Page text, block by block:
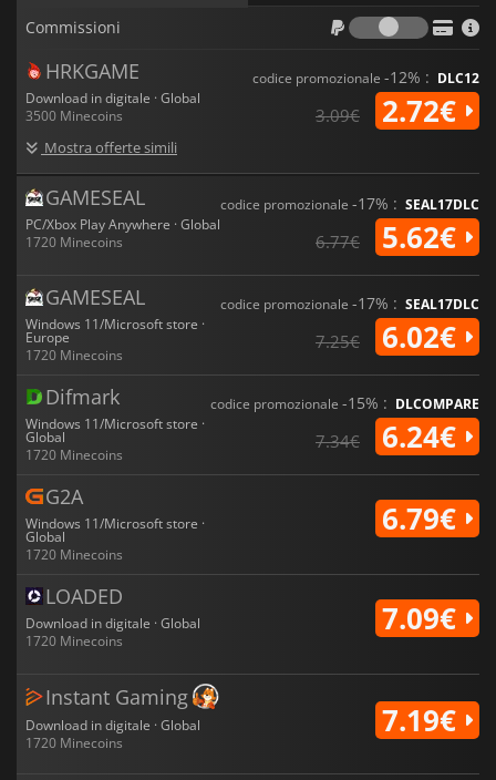
Commissioni
HRKGAME
Download in digitale · Global
3500 Minecoins
Mostra offerte simili
codice promozionale -12% : DLC12
3.09€ 2.72€
GAMESEAL
PC/Xbox Play Anywhere · Global
1720 Minecoins
codice promozionale -17% : SEAL17DLC
6.77€ 5.62€
GAMESEAL
Windows 11/Microsoft store ·
Europe
1720 Minecoins
codice promozionale -17% : SEAL17DLC
7.25€ 6.02€
Difmark
Windows 11/Microsoft store ·
Global
1720 Minecoins
codice promozionale -15% : DLCOMPARE
7.34€ 6.24€
G2A
Windows 11/Microsoft store ·
Global
1720 Minecoins
6.79€
LOADED
Download in digitale · Global
1720 Minecoins
7.09€
Instant Gaming
Download in digitale · Global
1720 Minecoins
7.19€